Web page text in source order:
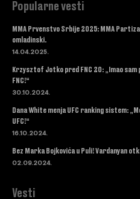
Popularne vesti
MMA Prvenstvo Srbije 2025: MMA
omladinski.
14.04.2025.
Krzysztof Jotko pred FNC 20: „Imao sam
FNC!“
30.10.2024.
Dana White menja UFC ranking sistem:
UFC!“
16.10.2024.
Bez Marka Bojkovića u Puli! Vardanyan
02.09.2024.
Vesti